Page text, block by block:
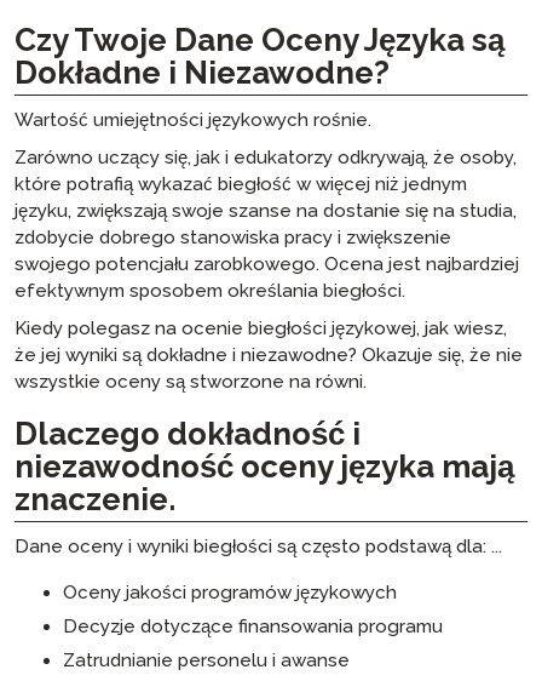
Czy Twoje Dane Oceny Języka są
Dokładne i Niezawodne?
Wartość umiejętności językowych rośnie.
Zarówno uczący się, jak i edukatorzy odkrywają, że osoby,
które potrafią wykazać biegłość w więcej niż jednym
języku, zwiększają swoje szanse na dostanie się na studia,
zdobycie dobrego stanowiska pracy i zwiększenie
swojego potencjału zarobkowego. Ocena jest najbardziej
efektywnym sposobem określania biegłości.
Kiedy polegasz na ocenie biegłości językowej, jak wiesz,
że jej wyniki są dokładne i niezawodne? Okazuje się, że nie
wszystkie oceny są stworzone na równi.
Dlaczego dokładność i
niezawodność oceny języka mają
znaczenie.
Dane oceny i wyniki biegłości są często podstawą dla: ...
Oceny jakości programów językowych
Decyzje dotyczące finansowania programu
Zatrudnianie personelu i awanse